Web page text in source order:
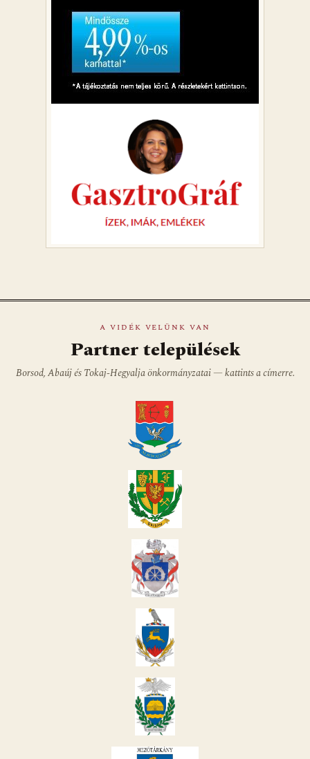
A VIDÉK VELÜNK VAN
Partner települések
Borsod, Abaúj és Tokaj-Hegyalja önkormányzatai — kattints a címerre.